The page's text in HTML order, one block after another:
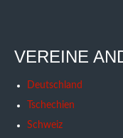
VEREINE
Deutschland
Tschechien
Schweiz